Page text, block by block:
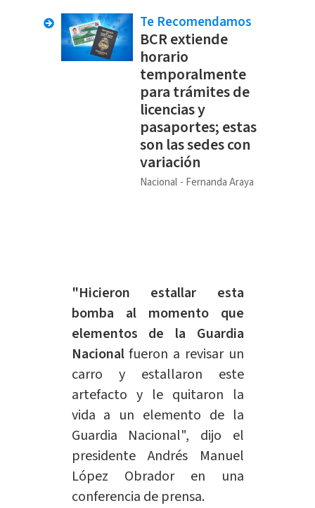
Te Recomendamos
BCR extiende
horario
temporalmente
para trámites de
licencias y
pasaportes; estas
son las sedes con
variación
Nacional Fernanda Araya
"Hicieron estallar esta
bomba al momento que
elementos de la Guardia
Nacionalfueron a revisar un
carro y estallaron este
artefacto y le quitaron la
vida a un elemento de la
Guardia Nacional", dijo el
presidente Andrés Manuel
López Obrador en una
conferencia de prensa.